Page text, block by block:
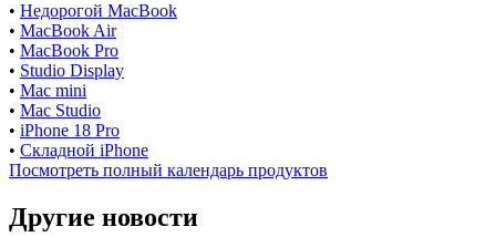
• Недорогой MacBook
• MacBook Air
• MacBook Pro
• Studio Display
• Mac mini
• Mac Studio
• iPhone 18 Pro
• Складной iPhone
Посмотреть полный календарь продуктов
Другие новости